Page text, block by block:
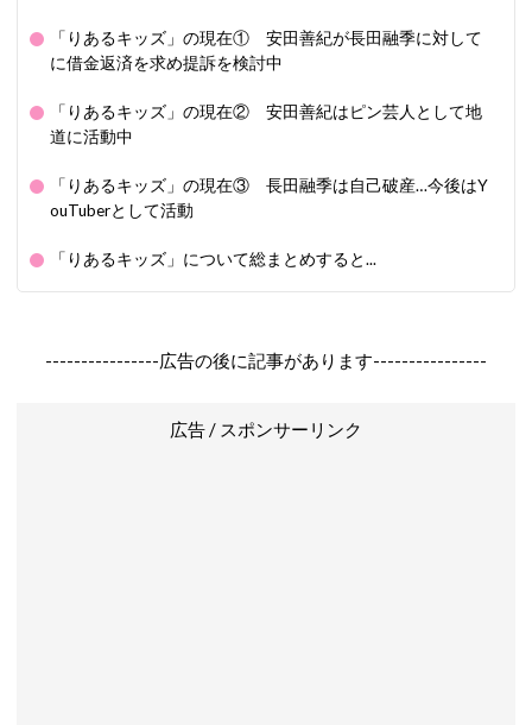
「りあるキッズ」の現在① 安田善紀が長田融季に対して
に借金返済を求め提訴を検討中
「りあるキッズ」の現在② 安田善紀はピン芸人として地
道に活動中
「りあるキッズ」の現在③ 長田融季は自己破産…今後はY
ouTuberとして活動
「りあるキッズ」について総まとめすると...
----------------広告の後に記事があります----------------
広告 / スポンサーリンク